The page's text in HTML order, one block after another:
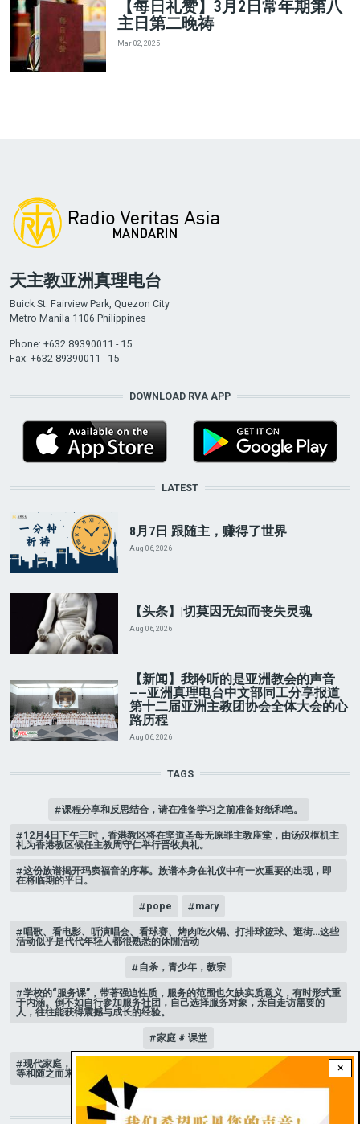
【每日礼赞】3月2日常年期第八
主日第二晚祷
Mar 02, 2025
×
天主教亚洲真理电台
Buick St. Fairview Park, Quezon City
Metro Manila 1106 Philippines
Phone: +632 89390011 - 15
Fax: +632 89390011 - 15
DOWNLOAD RVA APP
LATEST
8月7日 跟随主，赚得了世界
Aug 06, 2026
【头条】|切莫因无知而丧失灵魂
Aug 06, 2026
【新闻】我聆听的是亚洲教会的声音
——亚洲真理电台中文部同工分享报道
第十二届亚洲主教团协会全体大会的心
路历程
Aug 06, 2026
TAGS
课程分享和反思结合，请在准备学习之前准备好纸和笔。
12月4日下午三时，香港教区将在坚道圣母无原罪主教座堂，由汤汉枢机主
礼为香港教区候任主教周守仁举行晋牧典礼。
这份族谱揭开玛窦福音的序幕。族谱本身在礼仪中有一次重要的出现，即
在将临期的平日。
pope mary
唱歌、看电影、听演唱会、看球赛、烤肉吃火锅、打排球篮球、逛街…这些
活动似乎是代代年轻人都很熟悉的休閒活动
自杀，青少年，教宗
学校的“服务课”，带著强迫性质，服务的范围也欠缺实质意义，有时形式重
于内涵。倒不如自行参加服务社团，自己选择服务对象，亲自走访需要的
人，往往能获得震撼与成长的经验。
家庭 # 课堂
现代家庭，子女或许都是宝贝，不公平的待遇显得比较少，但隐性的不平
等和随之而来的身心压力却仍旧挥之不去。
STAY CONNECTED WITH US!